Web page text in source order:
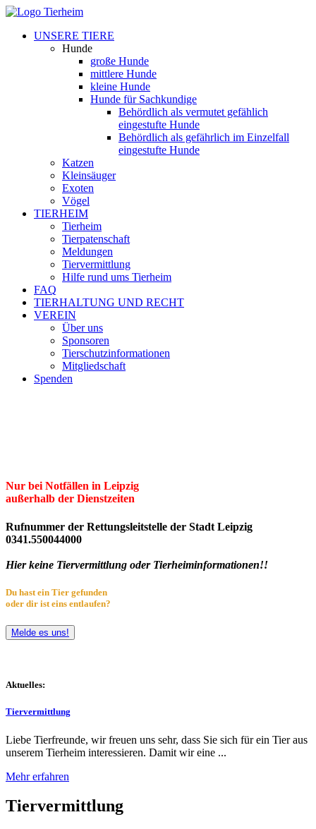
UNSERE TIERE
Hunde
große Hunde
mittlere Hunde
kleine Hunde
Hunde für Sachkundige
Behördlich als vermutet gefählich
eingestufte Hunde
Behördlich als gefährlich im Einzelfall
eingestufte Hunde
Katzen
Kleinsäuger
Exoten
Vögel
TIERHEIM
Tierheim
Tierpatenschaft
Meldungen
Tiervermittlung
Hilfe rund ums Tierheim
FAQ
TIERHALTUNG UND RECHT
VEREIN
Über uns
Sponsoren
Tierschutzinformationen
Mitgliedschaft
Spenden
Nur bei Notfällen in Leipzig
außerhalb der Dienstzeiten
Rufnummer der Rettungsleitstelle der Stadt Leipzig
0341.550044000
Hier keine Tiervermittlung oder Tierheiminformationen!!
Du hast ein Tier gefunden
oder dir ist eins entlaufen?
Melde es uns!
Aktuelles:
Tiervermittlung
Liebe Tierfreunde, wir freuen uns sehr, dass Sie sich für ein Tier aus
unserem Tierheim interessieren. Damit wir eine ...
Mehr erfahren
Tiervermittlung